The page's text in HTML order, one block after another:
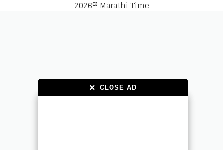
× CLOSE AD
× CLOSE AD
2026© Marathi Time